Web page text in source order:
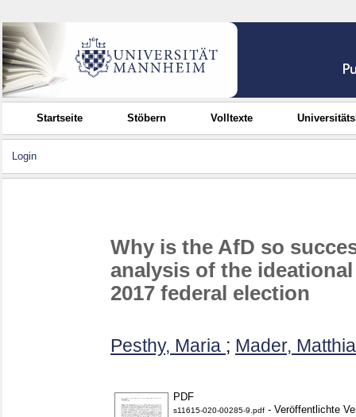
Startseite Stöbern Volltexte
Login
Why is the AfD so
analysis of the
2017 federal election
Pesthy, Maria ; Mader,
PDF
s11615-020-00285-9.pdf - Veröffentlichte